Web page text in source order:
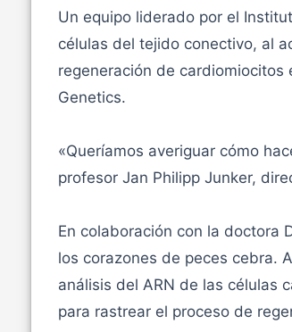
Un equipo liderado por el
células del tejido conectivo, al
regeneración de
Genetics.
«Queríamos averiguar cómo
profesor Jan Philipp Junker,
En colaboración con la doctora
los corazones de peces cebra.
análisis del ARN de las células
para rastrear el proceso de